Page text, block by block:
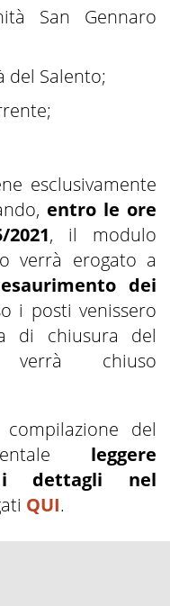
San Gennaro
del Salento;
esclusivamente
entro le ore
, il modulo
verrà erogato a
dei
i posti venissero
di chiusura del
chiuso
del
leggere
dettagli nel
QUI.